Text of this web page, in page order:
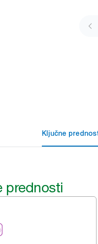
Ključne
prednosti